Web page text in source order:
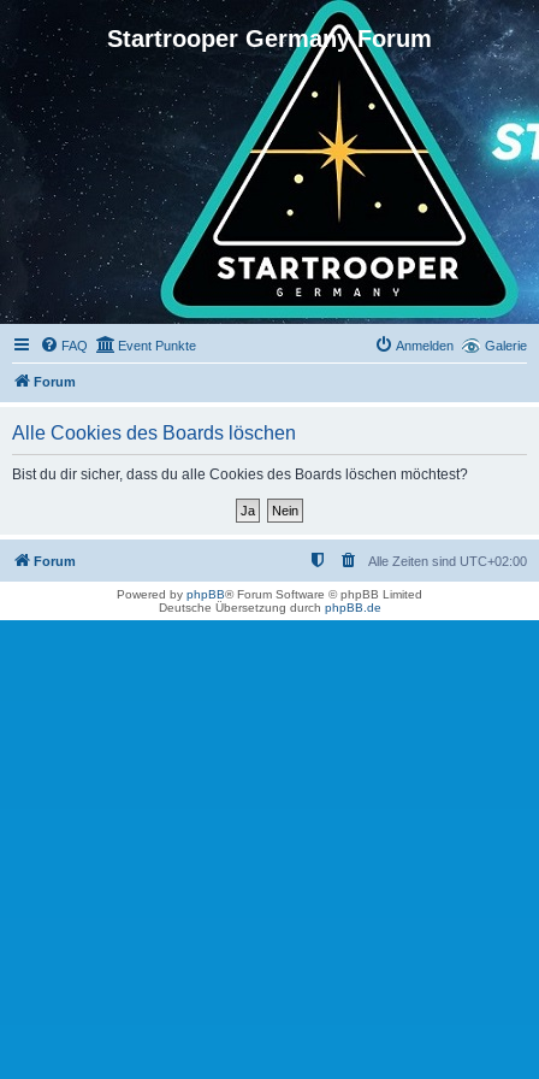
Startrooper Germany Forum
Galerie
FAQ Event Punkte Anmelden
Forum
Alle Cookies des Boards löschen
Bist du dir sicher, dass du alle Cookies des Boards löschen möchtest?
Forum Alle Zeiten sind UTC+02:00
Powered by phpBB® Forum Software © phpBB Limited
Deutsche Übersetzung durch phpBB.de